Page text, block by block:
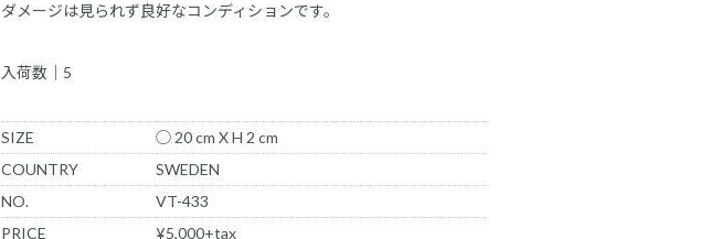
ダメージは見られず良好なコンディションです。
入荷数｜5
SIZE
◯ 20 cm X H 2 cm
COUNTRY
SWEDEN
NO.
VT-433
PRICE
¥5,000+tax